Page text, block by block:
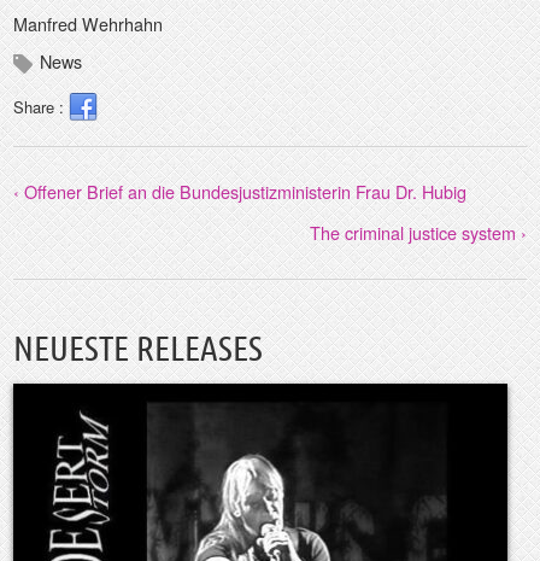
Manfred Wehrhahn
News
Share :
‹ Offener Brief an die Bundesjustizministerin Frau Dr. Hubig
The criminal justice system ›
NEUESTE RELEASES